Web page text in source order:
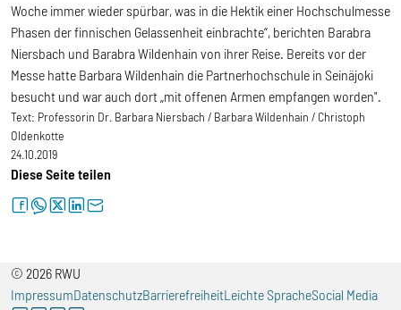
Woche immer wieder spürbar, was in die Hektik einer Hochschulmesse
Phasen der finnischen Gelassenheit einbrachte“, berichten Barabra
Niersbach und Barabra Wildenhain von ihrer Reise. Bereits vor der
Messe hatte Barbara Wildenhain die Partnerhochschule in Seinäjoki
besucht und war auch dort „mit offenen Armen empfangen worden".
Text: Professorin Dr. Barbara Niersbach / Barbara Wildenhain / Christoph
Oldenkotte
24.10.2019
Diese Seite teilen
facebookwhatsapptwitterlinkedinletter
© 2026 RWU
ImpressumDatenschutzBarrierefreiheitLeichte SpracheSocial Media